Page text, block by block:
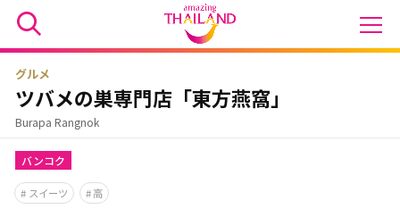
グルメ
ツバメの巣専門店「東方燕窩」
Burapa Rangnok
バンコク
スイーツ 高